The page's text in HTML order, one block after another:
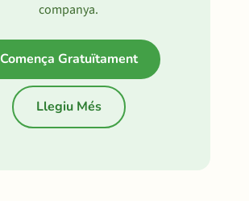
companya.
Comença Gratuïtament
Llegiu Més